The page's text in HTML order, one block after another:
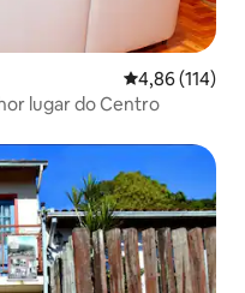
4,86 de uma
4,86 (114)
lugar do Centro
hóspedes